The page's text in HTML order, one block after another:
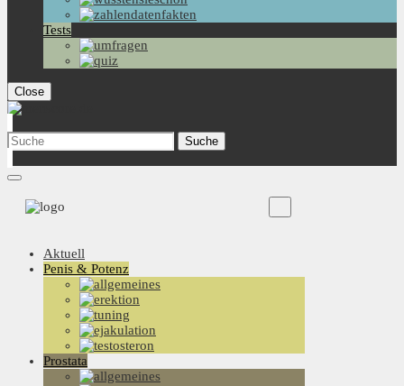
Tests
Close
Aktuell
Penis & Potenz
Prostata